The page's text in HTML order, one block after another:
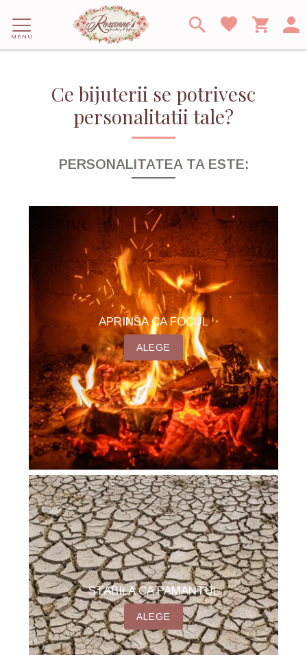
MENU
Ce bijuterii se potrivesc
personalitatii tale?
PERSONALITATEA TA ESTE:
APRINSA CA FOCUL
ALEGE
STABILA CA PAMANTUL
ALEGE